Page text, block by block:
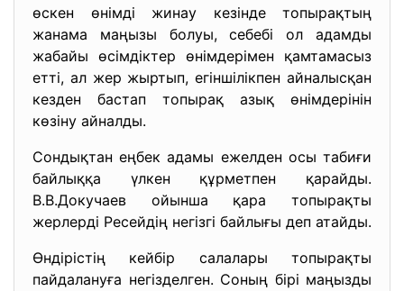
өскен өнімді жинау кезінде топырақтың
жанама маңызы болуы, себебі ол адамды
жабайы өсімдіктер өнімдерімен қамтамасыз
етті, ал жер жыртып, егіншілікпен айналысқан
кезден бастап топырақ азық өнімдерінін
көзіну айналды.
Сондықтан еңбек адамы ежелден осы табиғи
байлыққа үлкен құрметпен қарайды.
В.В.Докучаев ойынша қара топырақты
жерлерді Ресейдің негізгі байлығы деп атайды.
Өндірістің кейбір салалары топырақты
пайдалануға негізделген. Соның бірі маңызды